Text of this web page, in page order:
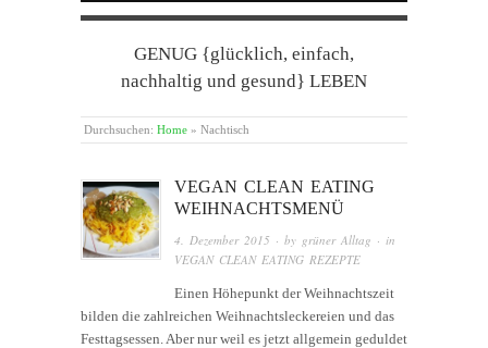
GENUG {glücklich, einfach,
nachhaltig und gesund} LEBEN
Durchsuchen: Home » Nachtisch
VEGAN CLEAN EATING
WEIHNACHTSMENÜ
4. Dezember 2015 · by grüner Alltag · in
VEGAN CLEAN EATING REZEPTE
Einen Höhepunkt der Weihnachtszeit
bilden die zahlreichen Weihnachtsleckereien und das
Festtagsessen. Aber nur weil es jetzt allgemein geduldet